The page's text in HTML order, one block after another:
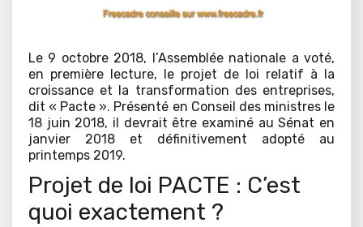
Le 9 octobre 2018, l’Assemblée nationale a voté,
en première lecture, le projet de loi relatif à la
croissance et la transformation des entreprises,
dit « Pacte ». Présenté en Conseil des ministres le
18 juin 2018, il devrait être examiné au Sénat en
janvier 2018 et définitivement adopté au
printemps 2019.
Projet de loi PACTE : C’est
quoi exactement ?